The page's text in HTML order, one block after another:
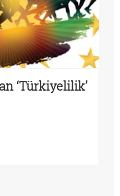
‘Türkiyelilik’